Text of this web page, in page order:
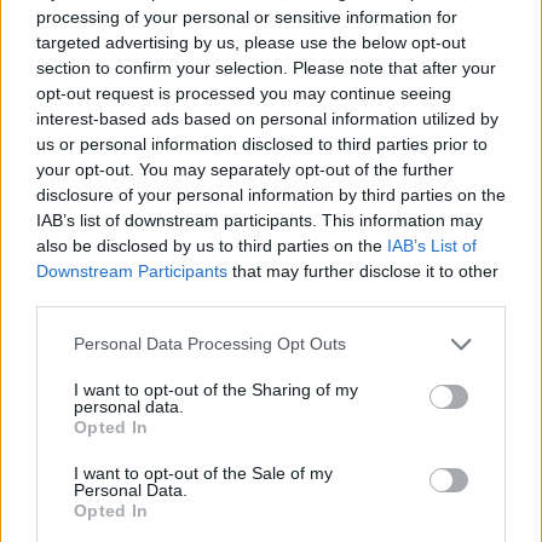
processing of your personal or sensitive information for
targeted advertising by us, please use the below opt-out
section to confirm your selection. Please note that after your
opt-out request is processed you may continue seeing
interest-based ads based on personal information utilized by
us or personal information disclosed to third parties prior to
your opt-out. You may separately opt-out of the further
disclosure of your personal information by third parties on the
IAB’s list of downstream participants. This information may
also be disclosed by us to third parties on the IAB’s List of
Downstream Participants that may further disclose it to other
Personal Data Processing Opt Outs
I want to opt-out of the Sharing of my
personal data.
Opted In
I want to opt-out of the Sale of my
Personal Data.
Opted In
gość
Choroby warg sromowych
Bielactwo warg sromowych
Forum: Ginekologia - forum dla rodziny i
pacjentki
POWIĄZANE
Tematy przezierność karkowa spirala
embolizacja mięśniaków macicy
ropień gruczołu bartholina
Reklama: